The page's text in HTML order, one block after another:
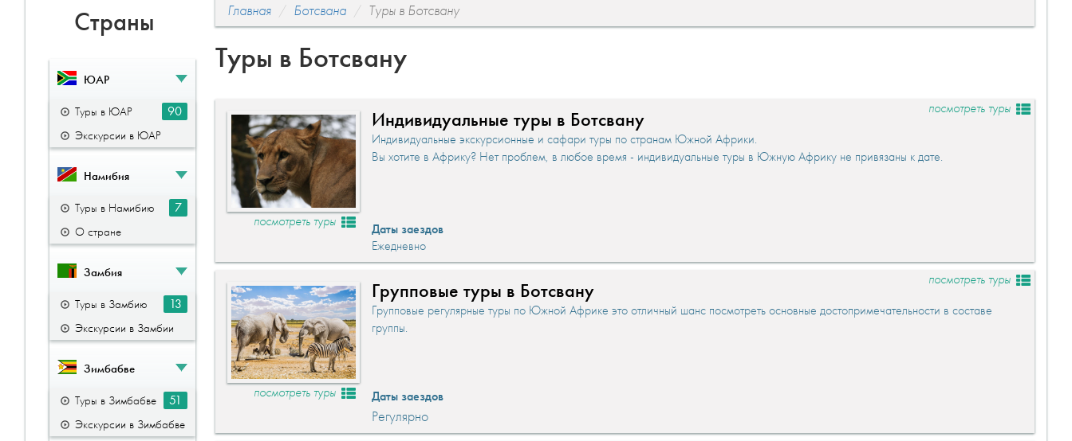
Страны
ЮАР
Туры в ЮАР
90
Экскурсии в ЮАР
Намибия
Туры в Намибию
7
О стране
Замбия
Туры в Замбию
13
Экскурсии в Замбии
Зимбабве
Туры в Зимбабве
51
Экскурсии в Зимбабве
Главная Ботсвана Туры в Ботсвану
Туры в Ботсвану
посмотреть туры
посмотреть туры
Индивидуальные туры в Ботсвану
Индивидуальные экскурсионные и сафари туры по странам Южной Африки.
Вы хотите в Африку? Нет проблем, в любое время - индивидуальные туры в Южную Африку не привязаны к дате.
Даты заездов
Ежедневно
посмотреть туры
посмотреть туры
Групповые туры в Ботсвану
Групповые регулярные туры по Южной Африке это отличный шанс посмотреть основные достопримечательности в составе
группы.
Даты заездов
Регулярно